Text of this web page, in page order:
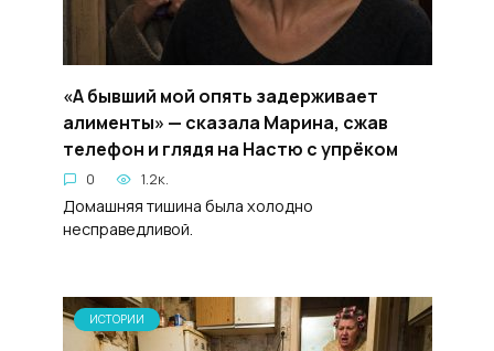
«А бывший мой опять задерживает
алименты» — сказала Марина, сжав
телефон и глядя на Настю с упрёком
0 1.2к.
Домашняя тишина была холодно
несправедливой.
ИСТОРИИ